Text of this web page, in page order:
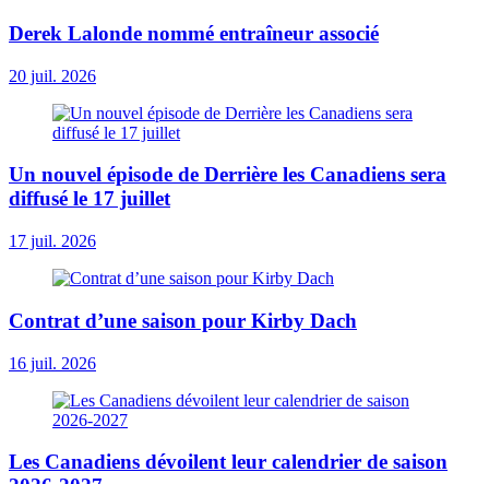
Derek Lalonde nommé entraîneur associé
20 juil. 2026
Un nouvel épisode de Derrière les Canadiens sera
diffusé le 17 juillet
17 juil. 2026
Contrat d’une saison pour Kirby Dach
16 juil. 2026
Les Canadiens dévoilent leur calendrier de saison